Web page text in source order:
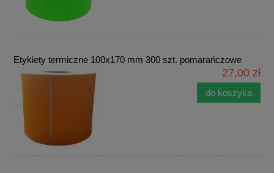
Etykiety termiczne 100x170 mm 300 szt. pomarańczowe
27,00 zł
do koszyka